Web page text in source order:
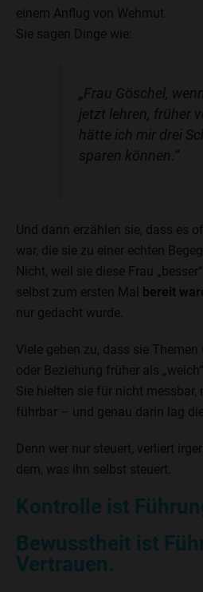
einem Anflug von Wehmut.
Sie sagen Dinge wie:
„Frau Göschel,
jetzt lehren, früher
hätte ich mir drei
sparen können.“
Und dann erzählen sie, dass es
war, die sie zu einer echten
Nicht, weil sie diese Frau
selbst zum ersten Mal bereit
nur gedacht wurde.
Viele geben zu, dass sie
oder Beziehung früher als
Sie hielten sie für nicht messbar,
führbar – und genau darin lag
Denn wer nur steuert, verliert
dem, was ihn selbst steuert.
Kontrolle ist
Bewusstheit ist
Vertrauen.